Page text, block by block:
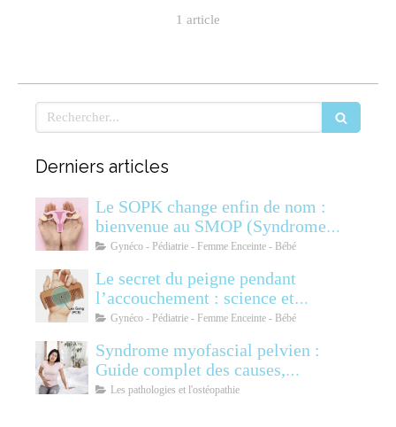
1 article
Rechercher
Derniers articles
Le SOPK change enfin de nom :
bienvenue au SMOP (Syndrome
Métabolique Ovarien
Gynéco - Pédiatrie - Femme Enceinte - Bébé
Le secret du peigne pendant
l’accouchement : science et
soulagement
Gynéco - Pédiatrie - Femme Enceinte - Bébé
Syndrome myofascial pelvien :
Guide complet des causes,
symptômes, diagnostic et
Les pathologies et l'ostéopathie